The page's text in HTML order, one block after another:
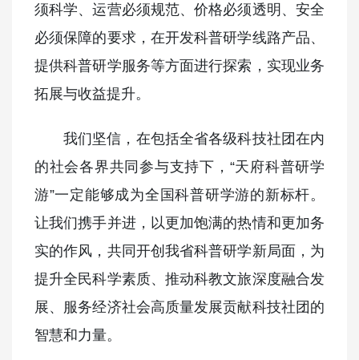
须科学、运营必须规范、价格必须透明、安全
必须保障的要求，在开发科普研学线路产品、
提供科普研学服务等方面进行探索，实现业务
拓展与收益提升。
我们坚信，在包括全省各级科技社团在内
的社会各界共同参与支持下，“天府科普研学
游”一定能够成为全国科普研学游的新标杆。
让我们携手并进，以更加饱满的热情和更加务
实的作风，共同开创我省科普研学新局面，为
提升全民科学素质、推动科教文旅深度融合发
展、服务经济社会高质量发展贡献科技社团的
智慧和力量。